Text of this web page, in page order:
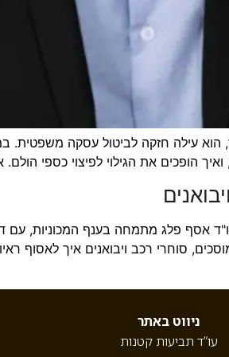
הוא עילה חזקה לביטול עסקה
הופכים את הגילוי לפיצוי כספי הולם.
אסף פלג מתמחה בענף המכוניות, עם
סוחרי רכב ויבואנים איך לאסוף
ניווט באתר
עו”ד תביעות קטנות